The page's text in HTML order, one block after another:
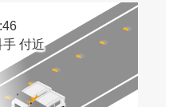
手 付近